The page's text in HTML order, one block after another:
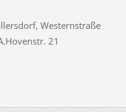
Westernstraße
21